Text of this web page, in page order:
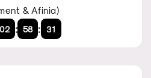
& Afinia)
02 : 58 : 30